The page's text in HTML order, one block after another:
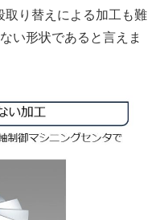
取り替えによる加工も難
い形状であると言えま